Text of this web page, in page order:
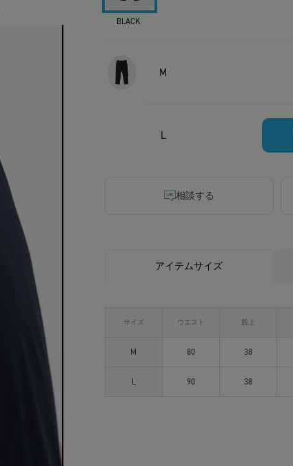
BLACK
M
L
相談する
アイテムサイズ
サイズ ウエスト 股上
M 80 38
L 90 38